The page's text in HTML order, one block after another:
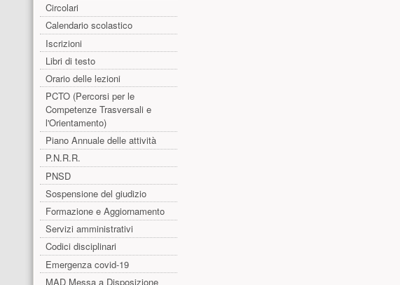
Circolari
Calendario scolastico
Iscrizioni
Libri di testo
Orario delle lezioni
PCTO (Percorsi per le
Competenze Trasversali e
l'Orientamento)
Piano Annuale delle attività
P.N.R.R.
PNSD
Sospensione del giudizio
Formazione e Aggiornamento
Servizi amministrativi
Codici disciplinari
Emergenza covid-19
MAD Messa a Disposizione